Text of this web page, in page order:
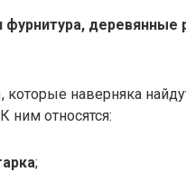
деревянные
, которые наверняка
ним относятся:
;